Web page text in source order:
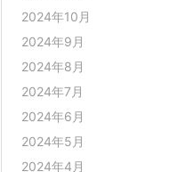
2024年10月
2024年9月
2024年8月
2024年7月
2024年6月
2024年5月
2024年4月